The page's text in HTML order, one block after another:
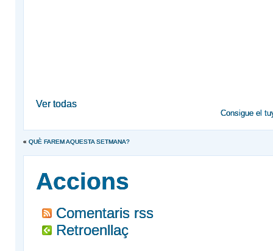
Ver todas
Consigue el
« QUÈ FAREM AQUESTA SETMANA?
Accions
Comentaris rss
Retroenllaç